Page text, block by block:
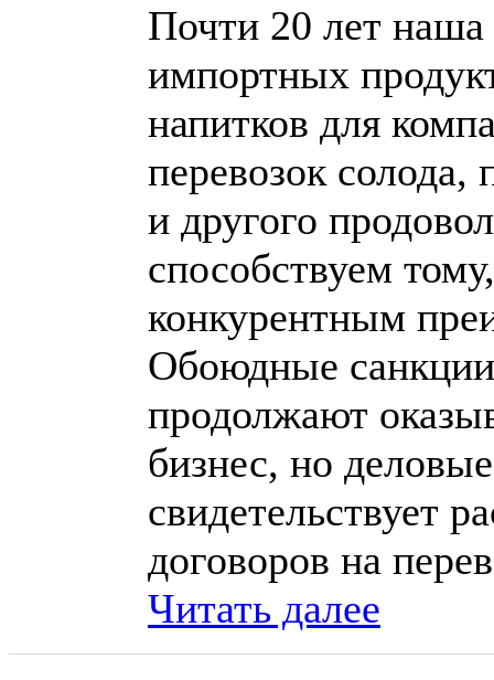
Почти 20 лет наша
импортных
напитков для
перевозок
и другого
способствуем
конкурентным
Обоюдные
продолжают
бизнес, но
свидетельствует
договоров на
Читать далее